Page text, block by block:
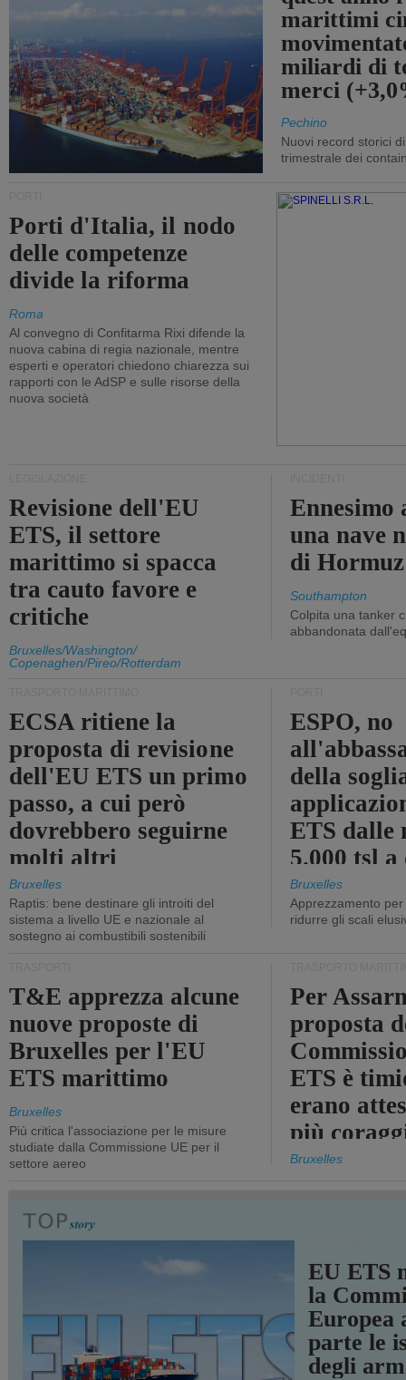
marittimi
miliardi di
merci
Pechino
Nuovi record storici
trimestrale dei
Porti d'Italia, il nodo
delle competenze
divide la riforma
Roma
Al convegno di Confitarma Rixi difende la
nuova cabina di regia nazionale, mentre
esperti e operatori chiedono chiarezza sui
rapporti con le AdSP e sulle risorse della
nuova società
Revisione dell'EU
ETS, il settore
marittimo si spacca
tra cauto favore e
critiche
Bruxelles/Washington/
Copenaghen/Pireo/Rotterdam
Ennesimo
una nave
di Hormuz
Southampton
Colpita una tanker
abbandonata
ECSA ritiene la
proposta di revisione
dell'EU ETS un primo
passo, a cui però
dovrebbero seguirne
molti altri
Bruxelles
Raptis: bene destinare gli introiti del
sistema a livello UE e nazionale al
sostegno ai combustibili sostenibili
ESPO, no
della
ETS dalle
5.000 tsl
400 tsl
Bruxelles
Apprezzamento
ridurre gli scali
T&E apprezza alcune
nuove proposte di
Bruxelles per l'EU
ETS marittimo
Bruxelles
Più critica l'associazione per le misure
studiate dalla Commissione UE per il
settore aereo
Per
proposta
ETS è
erano
più
Bruxelles
EU ETS
la
Europea
parte le
degli